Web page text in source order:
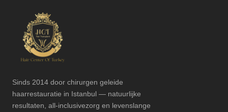
Sinds 2014 door chirurgen geleide
haarrestauratie in Istanbul — natuurlijke
resultaten, all-inclusivezorg en levenslange